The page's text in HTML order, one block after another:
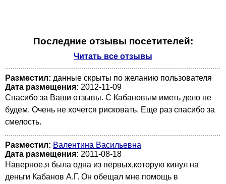
Последние отзывы посетителей:
Читать все отзывы
Разместил: данные скрыты по желанию пользователя
Дата размещения: 2012-11-09
Спасибо за Ваши отзывы. С Кабановым иметь дело не
будем. Очень не хочется рисковать. Еще раз спасибо за
смелость.
Разместил: Валентина Васильевна
Дата размещения: 2011-08-18
Наверное,я была одна из первых,которую кинул на
деньги Кабанов А.Г. Он обещал мне помощь в